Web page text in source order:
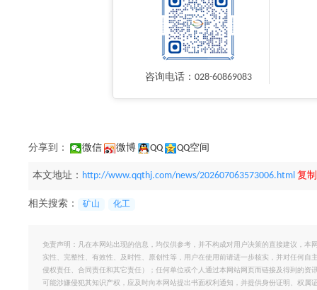
咨询电话：028-60869083
分享到： 微信 微博 QQ QQ空间
本文地址： http://www.qqthj.com/news/202607063573006.html 复
相关搜索： 矿山 化工
免责声明：凡在本网站出现的信息，均仅供参考，并不构成对用户决策的直接建议，
实性、完整性、有效性、及时性、原创性等，用户在使用前请进一步核实，并对任何
侵权责任、合同责任和其它责任）；任何单位或个人通过本网站网页而链接及得到的
可能涉嫌侵犯其知识产权，应及时向本网站提出书面权利通知，并提供身份证明、权